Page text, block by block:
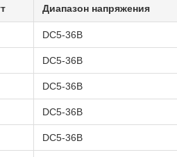
Диапазон напряжения
DC5-36В
DC5-36В
DC5-36В
DC5-36В
DC5-36В